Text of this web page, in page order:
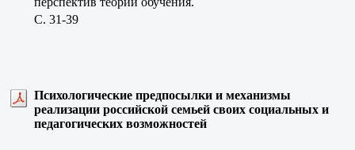
C. 31-39
Психологические предпосылки и механизмы
реализации российской семьей своих социальных и
педагогических возможностей